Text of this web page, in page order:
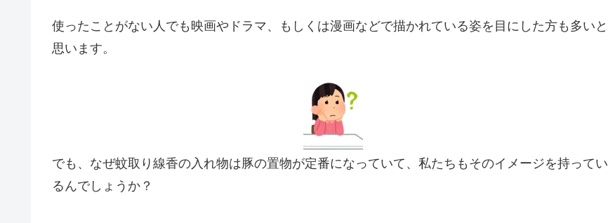
使ったことがない人でも映画やドラマ、もしくは漫画などで描かれている姿を目にした方も多いと
思います。
でも、なぜ蚊取り線香の入れ物は豚の置物が定番になっていて、私たちもそのイメージを持ってい
るんでしょうか？